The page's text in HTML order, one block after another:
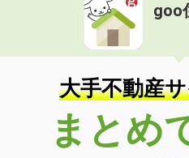
goo
大手不動産
まとめ